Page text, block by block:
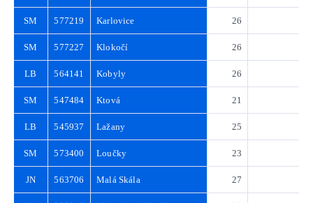
SM 577219 Karlovice 26
SM 577227 Klokočí 26
LB 564141 Kobyly 26
SM 547484 Ktová 21
LB 545937 Lažany 25
SM 573400 Loučky 23
JN 563706 Malá Skála 27